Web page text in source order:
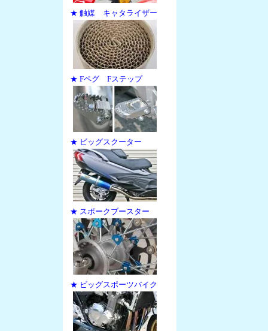
★ 触媒 キャタライザー
★ Fペグ Fステップ
★ ビッグスクーター
★ スポークブースター
★ ビッグスポーツバイク